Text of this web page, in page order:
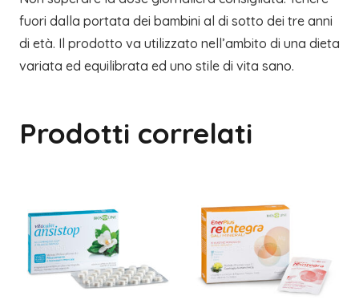
fuori dalla portata dei bambini al di sotto dei tre anni
di età. Il prodotto va utilizzato nell’ambito di una dieta
variata ed equilibrata ed uno stile di vita sano.
Prodotti correlati